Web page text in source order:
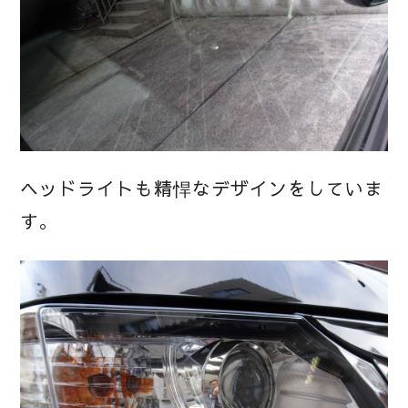
ヘッドライトも精悍なデザインをしていま
す。